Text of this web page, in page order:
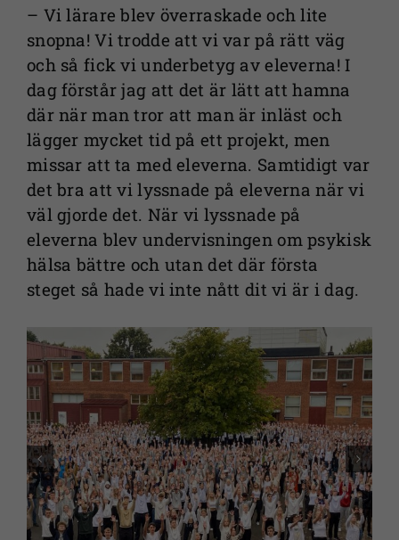
– Vi lärare blev överraskade och lite
snopna! Vi trodde att vi var på rätt väg
och så fick vi underbetyg av eleverna! I
dag förstår jag att det är lätt att hamna
där när man tror att man är inläst och
lägger mycket tid på ett projekt, men
missar att ta med eleverna. Samtidigt var
det bra att vi lyssnade på eleverna när vi
väl gjorde det. När vi lyssnade på
eleverna blev undervisningen om psykisk
hälsa bättre och utan det där första
steget så hade vi inte nått dit vi är i dag.